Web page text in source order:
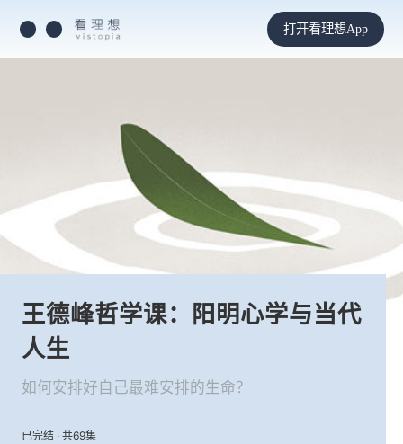
打开看理想App
王德峰哲学课：阳明心学与当代
人生
如何安排好自己最难安排的生命？
已完结 · 共69集